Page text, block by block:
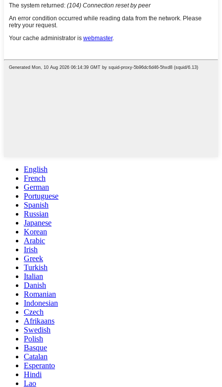
English
French
German
Portuguese
Spanish
Russian
Japanese
Korean
Arabic
Irish
Greek
Turkish
Italian
Danish
Romanian
Indonesian
Czech
Afrikaans
Swedish
Polish
Basque
Catalan
Esperanto
Hindi
Lao